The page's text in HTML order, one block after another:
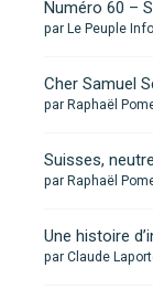
Numéro 60 –
par Le Peuple Info
Cher Samuel
par Raphaël
Suisses,
par Raphaël
Une histoire
par Claude